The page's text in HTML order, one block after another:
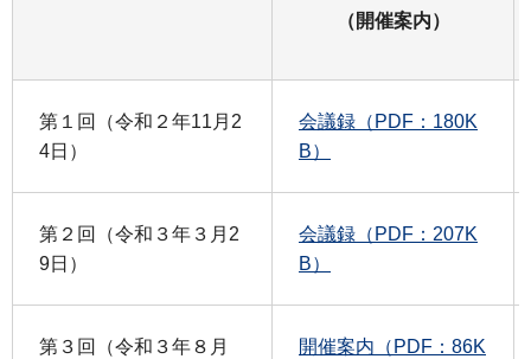
（開催案内）
第１回（令和２年11月2
4日）
会議録（PDF：180K
B）
第２回（令和３年３月2
9日）
会議録（PDF：207K
B）
第３回（令和３年８月 開催案内（PDF：86K